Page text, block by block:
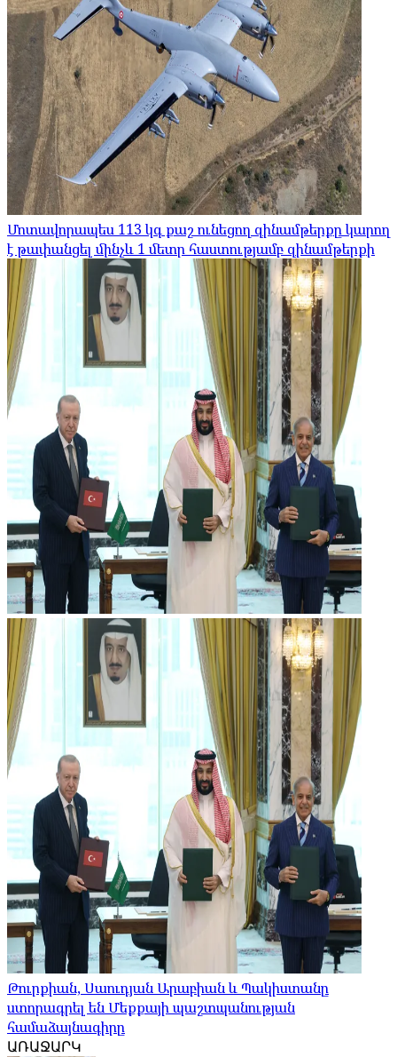
Մոտավորապես 113 կգ քաշ ունեցող զինամթերքը կարող
է թափանցել մինչև 1 մետր հաստությամբ զինամթերքի
Թուրքիան, Սաուդյան Արաբիան և Պակիստանը
ստորագրել են Մեքքայի պաշտպանության
համաձայնագիրը
ԱՌԱՋԱՐԿ